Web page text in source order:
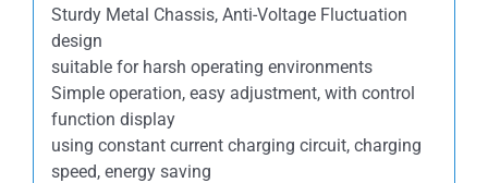
Sturdy Metal Chassis, Anti-Voltage Fluctuation
design
suitable for harsh operating environments
Simple operation, easy adjustment, with control
function display
using constant current charging circuit, charging
speed, energy saving